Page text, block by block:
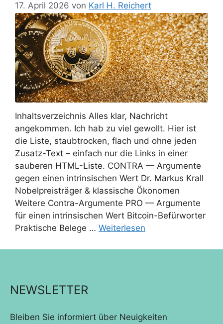
17. April 2026 von Karl H. Reichert
Inhaltsverzeichnis Alles klar, Nachricht
angekommen. Ich hab zu viel gewollt. Hier ist
die Liste, staubtrocken, flach und ohne jeden
Zusatz-Text – einfach nur die Links in einer
sauberen HTML-Liste. CONTRA — Argumente
gegen einen intrinsischen Wert Dr. Markus Krall
Nobelpreisträger & klassische Ökonomen
Weitere Contra-Argumente PRO — Argumente
für einen intrinsischen Wert Bitcoin-Befürworter
Praktische Belege … Weiterlesen
NEWSLETTER
Bleiben Sie informiert über Neuigkeiten